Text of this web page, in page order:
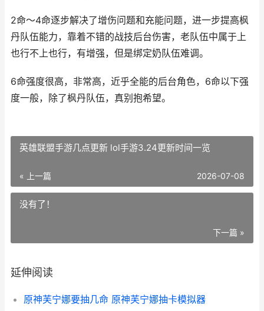
2命～4命逐步解决了增伤问题和充能问题，进一步提高枫
丹队伍能力，靠着不错的战技后台伤害，老队伍中属于上
也行不上也行，有增强，但是绑定奶队伍难调。
6命强度很高，非常高，近乎全能的后台角色，6命以下强
度一般，除了枫丹队伍，真别抱希望。
英雄联盟手游几点更新 lol手游3.24更新时间一览
« 上一篇 2026-07-08
没有了！
下一篇 »
延伸阅读
原神芙宁娜要抽几命 原神芙宁娜抽卡模拟器